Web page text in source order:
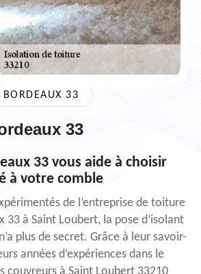
BORDEAUX 33
33
33 vous aide à choisir
à votre comble
de l’entreprise de toiture
33 à Saint Loubert, la pose d’isolant
plus de secret. Grâce à leur savoir-
années d’expériences dans le
couvreurs à Saint Loubert 33210